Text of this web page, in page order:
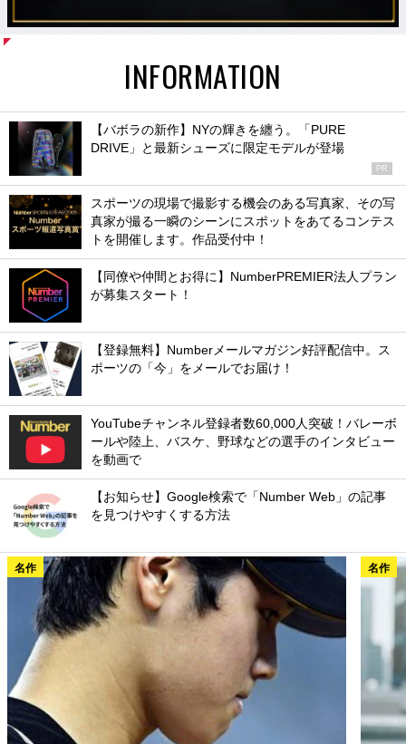
INFORMATION
【バボラの新作】NYの輝きを纏う。「PURE
DRIVE」と最新シューズに限定モデルが登場
PR
スポーツの現場で撮影する機会のある写真家、その写
真家が撮る一瞬のシーンにスポットをあてるコンテス
トを開催します。作品受付中！
【同僚や仲間とお得に】NumberPREMIER法人プラン
が募集スタート！
【登録無料】Numberメールマガジン好評配信中。ス
ポーツの「今」をメールでお届け！
YouTubeチャンネル登録者数60,000人突破！バレーボ
ールや陸上、バスケ、野球などの選手のインタビュー
を動画で
【お知らせ】Google検索で「Number Web」の記事
を見つけやすくする方法
名作 名作